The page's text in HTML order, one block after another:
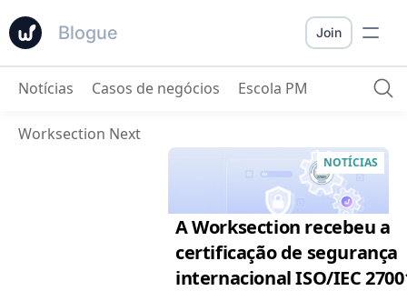
Blogue Join
Notícias Casos de negócios Escola PM
Worksection Next
NOTÍCIAS
A Worksection recebeu a
certificação de segurança
internacional ISO/IEC